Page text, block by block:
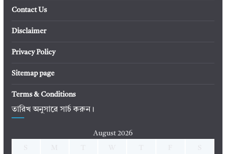
Contact Us
Disclaimer
Privacy Policy
Sitemap page
Terms & Conditions
তারিখ অনুসারে সার্চ করুন।
August 2026